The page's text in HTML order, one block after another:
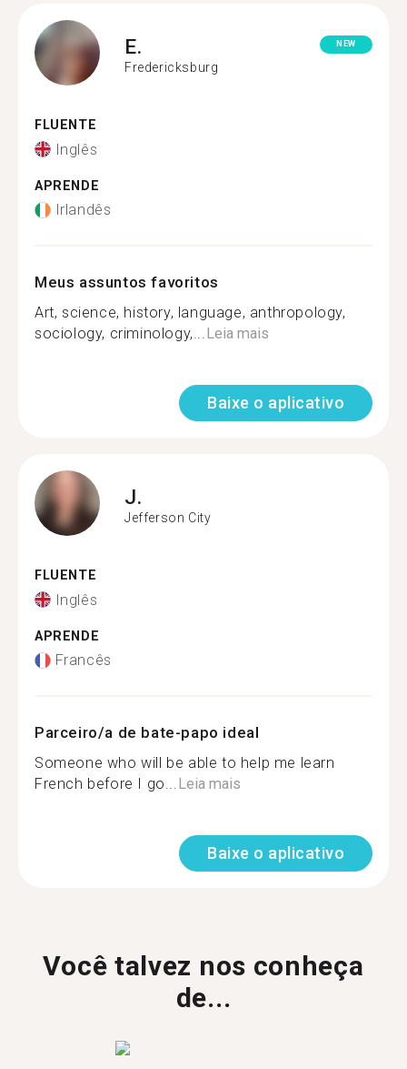
E.
Fredericksburg
NEW
FLUENTE
Inglês
APRENDE
Irlandês
Meus assuntos favoritos
Art, science, history, language, anthropology,
sociology, criminology,...Leia mais
Baixe o aplicativo
J.
Jefferson City
FLUENTE
Inglês
APRENDE
Francês
Parceiro/a de bate-papo ideal
Someone who will be able to help me learn
French before I go...Leia mais
Baixe o aplicativo
Você talvez nos conheça
de...